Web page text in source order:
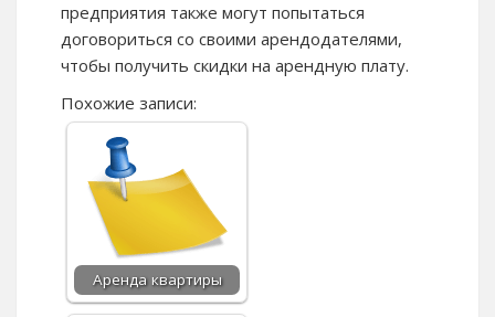
предприятия также могут попытаться
договориться со своими арендодателями,
чтобы получить скидки на арендную плату.
Похожие записи:
Аренда квартиры